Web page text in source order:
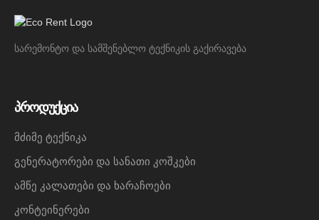
სარემონტო და სამშენებლო ტექნიკის გაქირავება
პროდუქცია
მძიმე ტექნიკა
გენერატორები და სანათი კოშკები
ამწე კალათები და ხარაჩოები
კონტეინერები